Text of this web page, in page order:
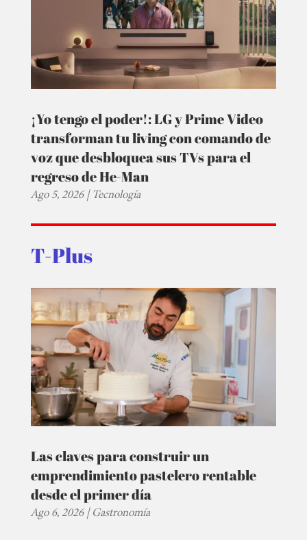
¡Yo tengo el poder!: LG y Prime Video
transforman tu living con comando de
voz que desbloquea sus TVs para el
regreso de He-Man
Ago 5, 2026|Tecnología
T-Plus
Las claves para construir un
emprendimiento pastelero rentable
desde el primer día
Ago 6, 2026|Gastronomía